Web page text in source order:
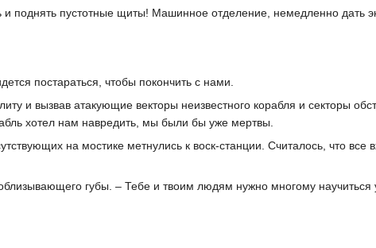
и поднять пустотные щиты! Машинное отделение, немедленно дать
постараться, чтобы покончить с нами.
и вызвав атакующие векторы неизвестного корабля и секторы
хотел нам навредить, мы были бы уже мертвы.
на мостике метнулись к воск-станции. Считалось, что
губы. – Тебе и твоим людям нужно многому научиться